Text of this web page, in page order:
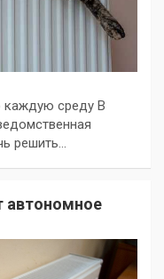
каждую среду В
решить…
автономное